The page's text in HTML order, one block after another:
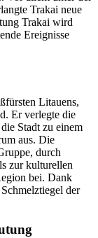
Trakai neue
Trakai wird
Ereignisse
Litauens,
Er verlegte die
Stadt zu einem
aus. Die
durch
zur kulturellen
bei. Dank
der